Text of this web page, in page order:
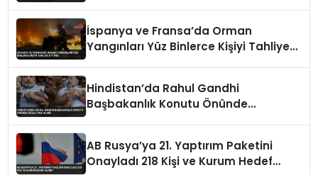
İspanya ve Fransa’da Orman
Yangınları Yüz Binlerce Kişiyi Tahliye
Hindistan’da Rahul Gandhi
Başbakanlık Konutu Önünde
AB Rusya’ya 21. Yaptırım Paketini
Onayladı 218 Kişi ve Kurum Hedef